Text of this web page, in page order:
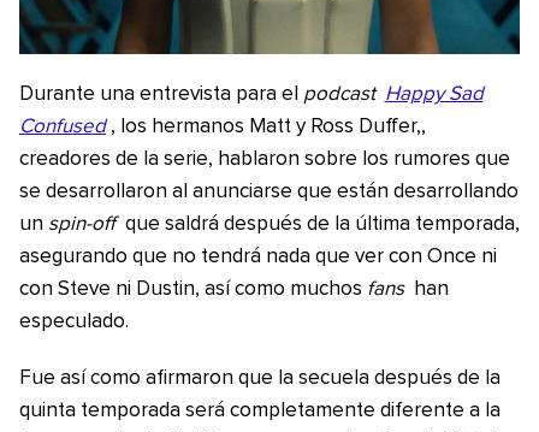
Durante una entrevista para el podcast Happy Sad
Confused , los hermanos Matt y Ross Duffer,,
creadores de la serie, hablaron sobre los rumores que
se desarrollaron al anunciarse que están desarrollando
un spin-off que saldrá después de la última temporada,
asegurando que no tendrá nada que ver con Once ni
con Steve ni Dustin, así como muchos fans han
especulado.
Fue así como afirmaron que la secuela después de la
quinta temporada será completamente diferente a la